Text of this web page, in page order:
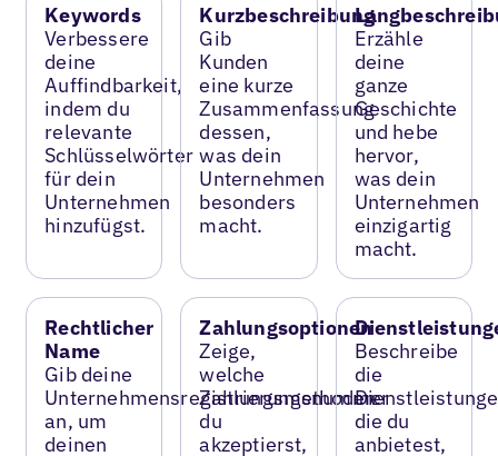
Keywords
Verbessere
deine
Auffindbarkeit,
indem du
relevante
Schlüsselwörter
für dein
Unternehmen
hinzufügst.
Kurzbeschreibung
Gib
Kunden
eine kurze
Zusammenfassung
dessen,
was dein
Unternehmen
besonders
macht.
Erzähle
deine
ganze
Geschichte
und hebe
hervor,
was dein
Unternehmen
einzigartig
macht.
Rechtlicher
Name
Gib deine
Unternehmensregistrierungsnummer
an, um
deinen
Zahlungsoptionen
Zeige,
welche
Zahlungsmethoden
du
akzeptierst,
Beschreibe
die
die du
anbietest,